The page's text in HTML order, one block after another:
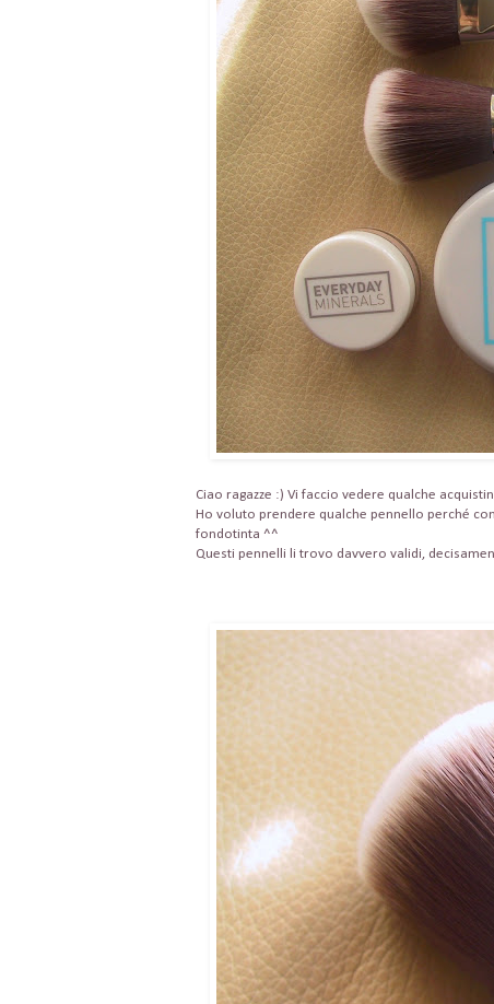
Ciao ragazze :) Vi faccio vedere qualche
Ho voluto prendere qualche pennello perché
fondotinta ^^
Questi pennelli li trovo davvero validi,